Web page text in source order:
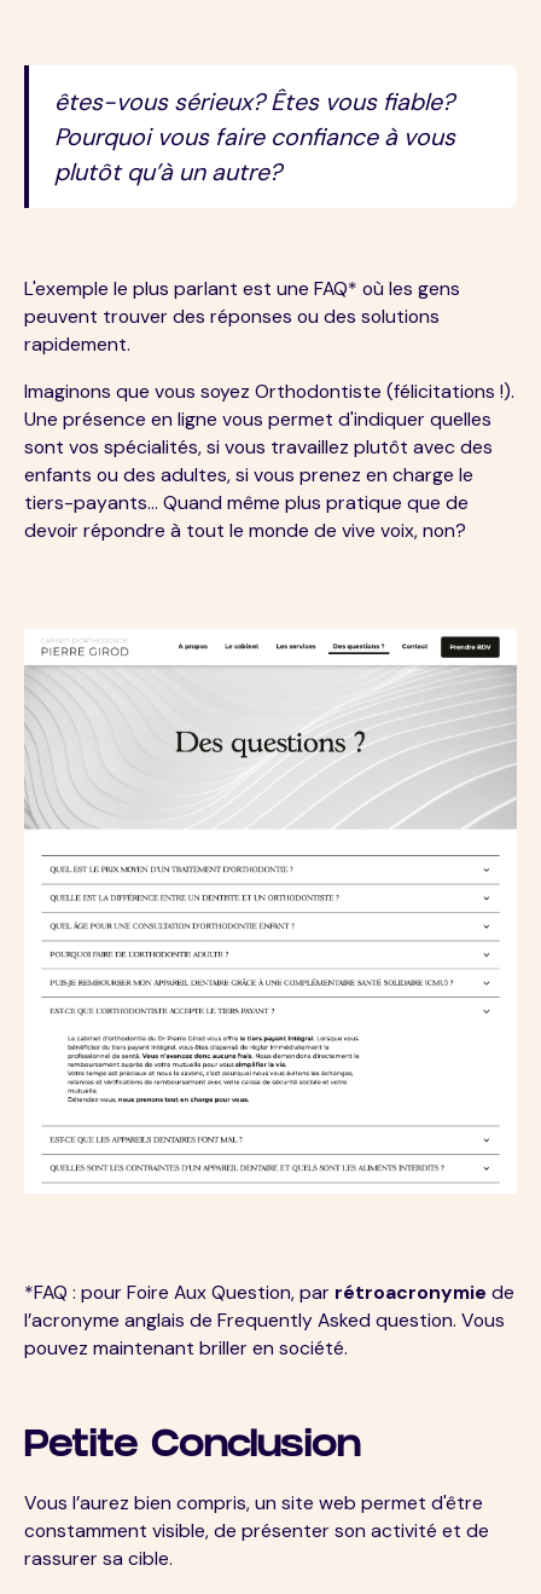
êtes-vous sérieux? Êtes vous fiable?
Pourquoi vous faire confiance à vous
plutôt qu’à un autre?
L'exemple le plus parlant est une FAQ* où les gens
peuvent trouver des réponses ou des solutions
rapidement.
Imaginons que vous soyez Orthodontiste (félicitations !).
Une présence en ligne vous permet d'indiquer quelles
sont vos spécialités, si vous travaillez plutôt avec des
enfants ou des adultes, si vous prenez en charge le
tiers-payants… Quand même plus pratique que de
devoir répondre à tout le monde de vive voix, non?
*FAQ : pour Foire Aux Question, par rétroacronymie de
l’acronyme anglais de Frequently Asked question. Vous
pouvez maintenant briller en société.
Petite Conclusion
Vous l’aurez bien compris, un site web permet d'être
constamment visible, de présenter son activité et de
rassurer sa cible.